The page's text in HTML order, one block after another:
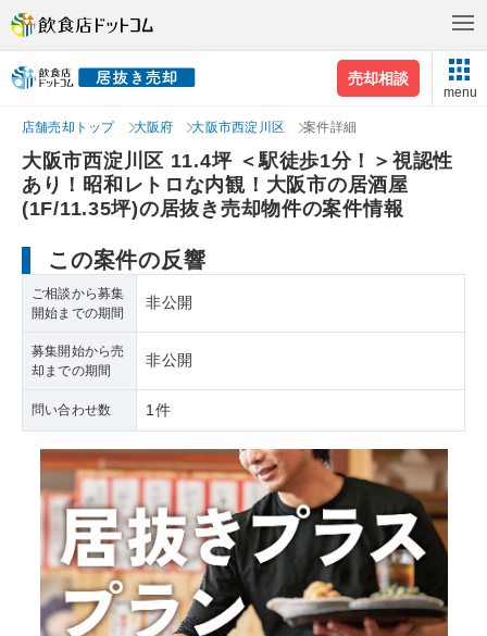
売却相談
menu
店舗売却トップ 大阪府 大阪市西淀川区 案件詳細
大阪市西淀川区 11.4坪 ＜駅徒歩1分！＞視認性
あり！昭和レトロな内観！大阪市の居酒屋
(1F/11.35坪)の居抜き売却物件の案件情報
この案件の反響
ご相談から募集
開始までの期間
非公開
募集開始から売
却までの期間
非公開
問い合わせ数 1件